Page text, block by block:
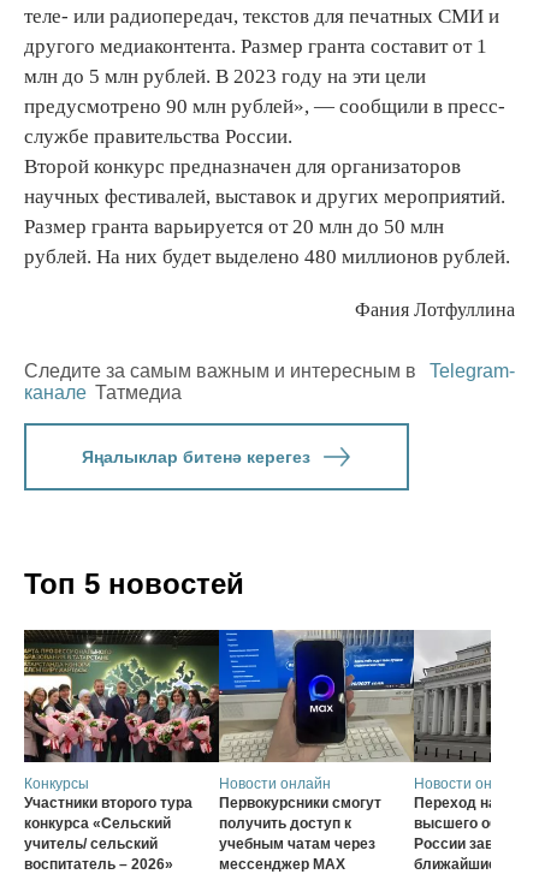
теле- или радиопередач, текстов для печатных СМИ и
другого медиаконтента. Размер гранта составит от 1
млн до 5 млн рублей. В 2023 году на эти цели
предусмотрено 90 млн рублей», — сообщили в пресс-
службе правительства России.
Второй конкурс предназначен для организаторов
научных фестивалей, выставок и других мероприятий.
Размер гранта варьируется от 20 млн до 50 млн
рублей. На них будет выделено 480 миллионов рублей.
Фания Лотфуллина
Следите за самым важным и интересным в
Telegram-
канале Татмедиа
Яңалыклар битенә керегез
Топ 5 новостей
Конкурсы
Участники второго тура
конкурса «Сельский
учитель/ сельский
воспитатель – 2026»
Новости онлайн
Первокурсники смогут
получить доступ к
учебным чатам через
мессенджер MAX
Новости онлайн
Переход на
высшего
России
ближайшие три